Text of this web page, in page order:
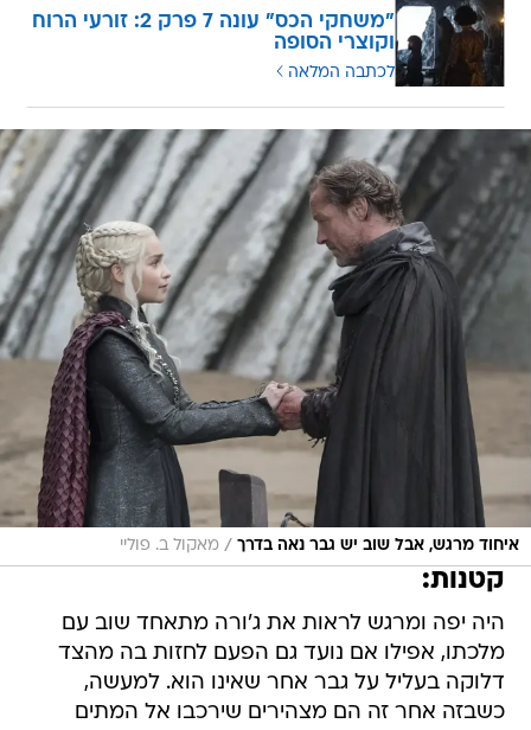
"משחקי הכס" עונה 7 פרק 2: זורעי הרוח
וקוצרי הסופה
לכתבה המלאה
איחוד מרגש, אבל שוב יש גבר נאה בדרך / מאקול ב. פוליי
קטנות:
היה יפה ומרגש לראות את ג'ורה מתאחד שוב עם
מלכתו, אפילו אם נועד גם הפעם לחזות בה מהצד
דלוקה בעליל על גבר אחר שאינו הוא. למעשה,
כשבזה אחר זה הם מצהירים שירכבו אל המתים